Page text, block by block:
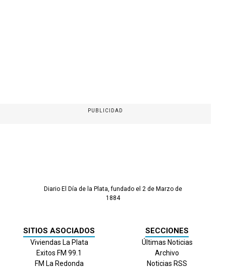
PUBLICIDAD
Diario El Día de la Plata, fundado el 2 de Marzo de
1884
SITIOS ASOCIADOS
Viviendas La Plata
Exitos FM 99.1
FM La Redonda
SECCIONES
Últimas Noticias
Archivo
Noticias RSS